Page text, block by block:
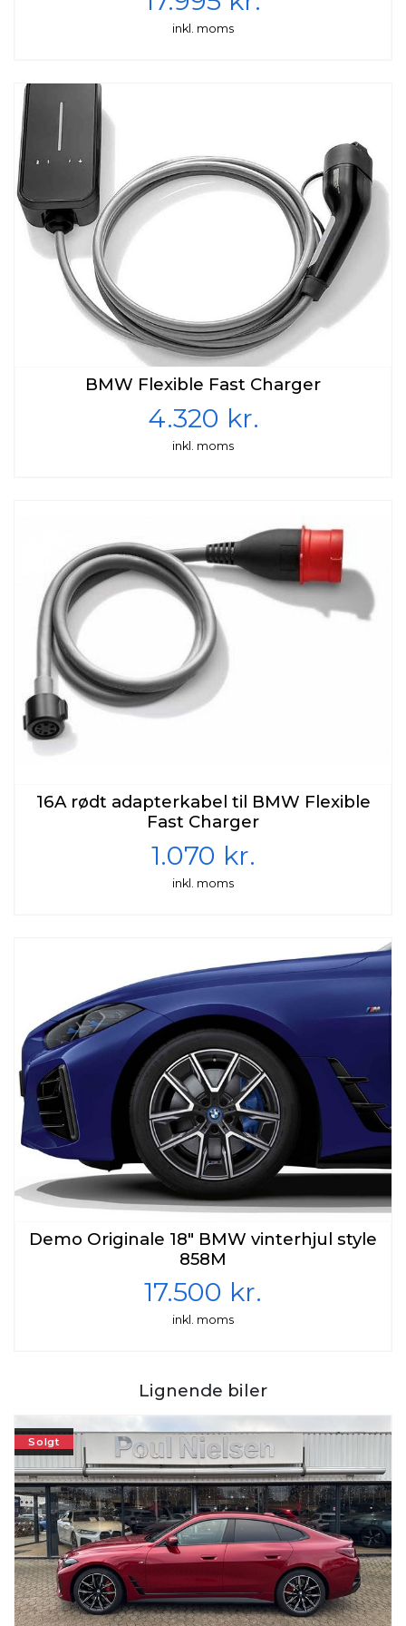
-Variabel rente: 6,49%
Vi kan også tilbyde Fast rente til 7,49%
I samarbejde med IF Forsikring/TopDanmark
kan vi tilbyde dig meget attraktiv
inkl. moms
BMW Flexible Fast Charger
4.320 kr.
inkl. moms
16A rødt adapterkabel til BMW Flexible
Fast Charger
1.070 kr.
inkl. moms
Demo Originale 18" BMW vinterhjul style
858M
17.500 kr.
inkl. moms
Lignende biler
Solgt